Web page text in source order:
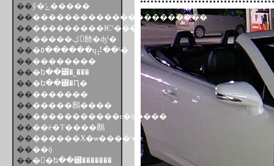
��
ŷ�ݻ�����
������������������������
�����������Ѥˤ���
��
�����ݤ󤵤餷�ʤˤ�
��
�٥������ɥ⡼��ˤ�
����������
���ե��꡼�˾���
���ե��꡼�Ԥ�
���������
�������鶶����
�������������ε�ή����
����ë�Τ����鶶
��������X�ѡ����ˤ�
����ǭ
����ե��꡼�������